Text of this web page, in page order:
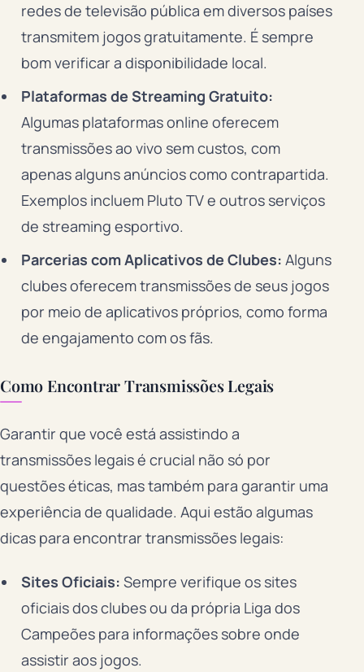
redes de televisão pública em diversos países
transmitem jogos gratuitamente. É sempre
bom verificar a disponibilidade local.
Plataformas de Streaming Gratuito:
Algumas plataformas online oferecem
transmissões ao vivo sem custos, com
apenas alguns anúncios como contrapartida.
Exemplos incluem Pluto TV e outros serviços
de streaming esportivo.
Parcerias com Aplicativos de Clubes: Alguns
clubes oferecem transmissões de seus jogos
por meio de aplicativos próprios, como forma
de engajamento com os fãs.
Como Encontrar Transmissões Legais
Garantir que você está assistindo a
transmissões legais é crucial não só por
questões éticas, mas também para garantir uma
experiência de qualidade. Aqui estão algumas
dicas para encontrar transmissões legais:
Sites Oficiais: Sempre verifique os sites
oficiais dos clubes ou da própria Liga dos
Campeões para informações sobre onde
assistir aos jogos.